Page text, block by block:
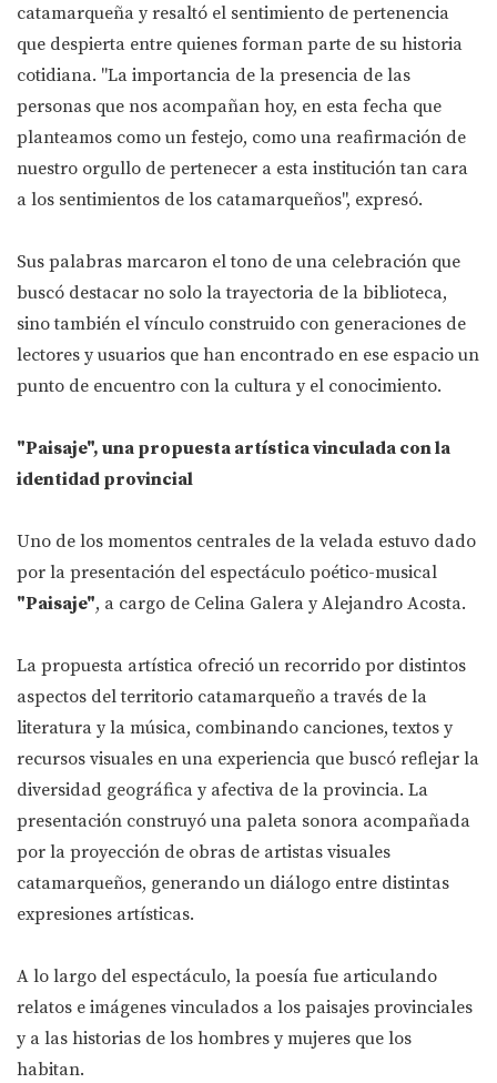
catamarqueña y resaltó el sentimiento de pertenencia
que despierta entre quienes forman parte de su historia
cotidiana. "La importancia de la presencia de las
personas que nos acompañan hoy, en esta fecha que
planteamos como un festejo, como una reafirmación de
nuestro orgullo de pertenecer a esta institución tan cara
a los sentimientos de los catamarqueños", expresó.
Sus palabras marcaron el tono de una celebración que
buscó destacar no solo la trayectoria de la biblioteca,
sino también el vínculo construido con generaciones de
lectores y usuarios que han encontrado en ese espacio un
punto de encuentro con la cultura y el conocimiento.
"Paisaje", una propuesta artística vinculada con la
identidad provincial
Uno de los momentos centrales de la velada estuvo dado
por la presentación del espectáculo poético-musical
"Paisaje", a cargo de Celina Galera y Alejandro Acosta.
La propuesta artística ofreció un recorrido por distintos
aspectos del territorio catamarqueño a través de la
literatura y la música, combinando canciones, textos y
recursos visuales en una experiencia que buscó reflejar la
diversidad geográfica y afectiva de la provincia. La
presentación construyó una paleta sonora acompañada
por la proyección de obras de artistas visuales
catamarqueños, generando un diálogo entre distintas
expresiones artísticas.
A lo largo del espectáculo, la poesía fue articulando
relatos e imágenes vinculados a los paisajes provinciales
y a las historias de los hombres y mujeres que los
habitan.